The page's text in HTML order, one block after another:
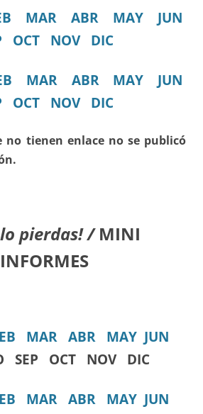
MAR ABR MAY
JUN
OCT NOV DIC
MAR ABR MAY
JUN
OCT NOV DIC
no tienen enlace no se publicó
pierdas! /MINI
INFORMES
MAR ABR MAY JUN
SEP OCT NOV DIC
MAR ABR MAY JUN